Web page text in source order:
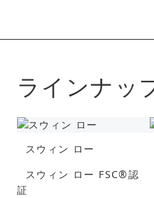
ラインナッ
スウィン ロー
スウィン ロー FSC®︎認
証